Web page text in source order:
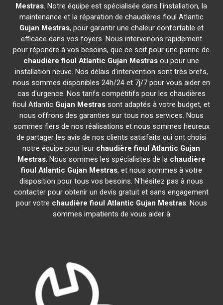
Mestras. Notre équipe est spécialisée dans l'installation, la
maintenance et la réparation de chaudières fioul Atlantic
Gujan Mestras, pour garantir une chaleur confortable et
efficace dans vos foyers. Nous intervenons rapidement
pour répondre à vos besoins, que ce soit pour une panne de
chaudière fioul Atlantic Gujan Mestras ou pour une
installation neuve. Nos délais d'intervention sont très brefs,
nous sommes disponibles 24h/24 et 7j/7 pour vous aider en
cas d'urgence. Nos tarifs compétitifs pour les chaudières
fioul Atlantic Gujan Mestras sont adaptés à votre budget, et
nous offrons des garanties sur tous nos services. Nous
sommes fiers de nos réalisations et nous sommes heureux
de partager les avis de nos clients satisfaits qui ont choisi
notre équipe pour leur chaudière fioul Atlantic Gujan
Mestras. Nous sommes les spécialistes de la chaudière
fioul Atlantic Gujan Mestras, et nous sommes à votre
disposition pour tous vos besoins. N'hésitez pas à nous
contacter pour obtenir un devis gratuit et sans engagement
pour votre chaudière fioul Atlantic Gujan Mestras. Nous
sommes impatients de vous aider à